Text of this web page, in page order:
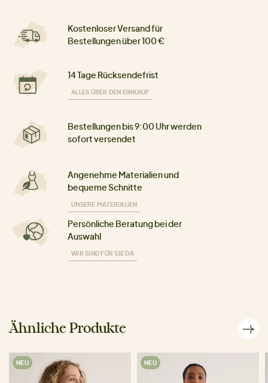
Kostenloser Versand für
Bestellungen über 100 €
14 Tage Rücksendefrist
ALLES ÜBER DEN EINKAUF
Bestellungen bis 9:00 Uhr werden
sofort versendet
Angenehme Materialien und
bequeme Schnitte
UNSERE MATERIALIEN
Persönliche Beratung bei der
Auswahl
WIR SIND FÜR SIE DA
Ähnliche Produkte
NEU NEU